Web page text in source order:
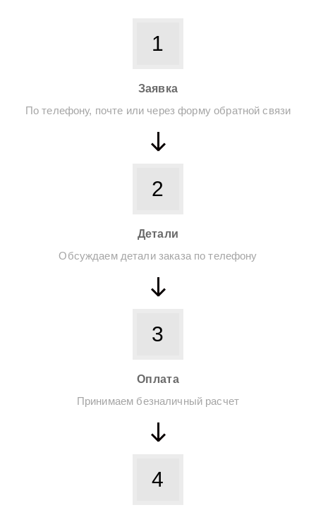
1
Заявка
По телефону, почте или через форму обратной связи
2
Детали
Обсуждаем детали заказа по телефону
3
Оплата
Принимаем безналичный расчет
4